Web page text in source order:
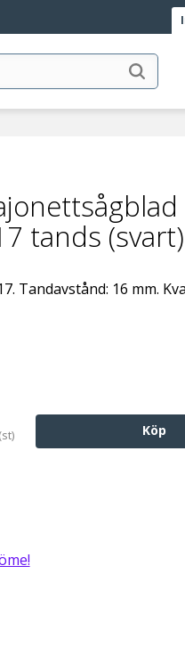
tands (svart)
Tandavstånd: 16 mm.
st Köp